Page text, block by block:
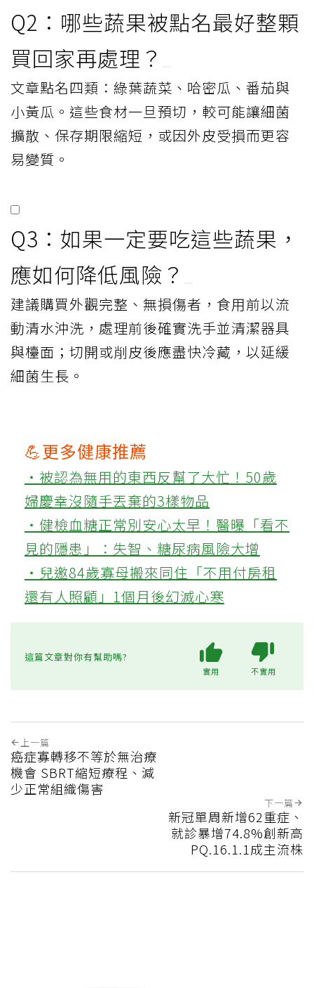
Q2：哪些蔬果被點名最好整顆
買回家再處理？
文章點名四類：綠葉蔬菜、哈密瓜、番茄與
小黃瓜。這些食材一旦預切，較可能讓細菌
擴散、保存期限縮短，或因外皮受損而更容
易變質。
Q3：如果一定要吃這些蔬果，
應如何降低風險？
建議購買外觀完整、無損傷者，食用前以流
動清水沖洗，處理前後確實洗手並清潔器具
與檯面；切開或削皮後應盡快冷藏，以延緩
細菌生長。
💪更多健康推薦
‧被認為無用的東西反幫了大忙！50歲
婦慶幸沒隨手丟棄的3樣物品
‧健檢血糖正常別安心太早！醫曝「看不
見的隱患」：失智、糖尿病風險大增
‧兒邀84歲寡母搬來同住「不用付房租
還有人照顧」1個月後幻滅心寒
這篇文章對你有幫助嗎?
實用 不實用
上一篇
癌症寡轉移不等於無治療
機會 SBRT縮短療程、減
少正常組織傷害
下一篇
新冠單周新增62重症、
就診暴增74.8%創新高
PQ.16.1.1成主流株